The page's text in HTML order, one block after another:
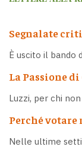
Segnalate
È uscito il bando
La Passione
Luzzi, per chi
Perché votare
Nelle ultime